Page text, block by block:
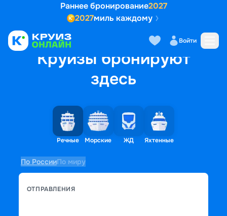
Раннее бронирование2027
2027миль каждому
Войти
Круизы бронируют
здесь
Речные Морские ЖД Яхтенные
По РоссииПо миру
ОТПРАВЛЕНИЯ